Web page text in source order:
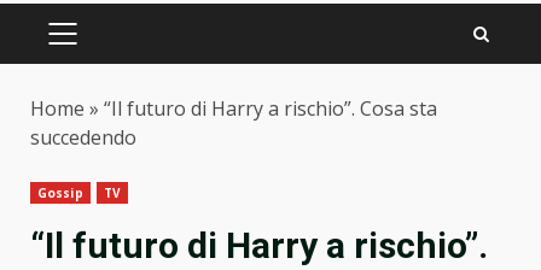
PRIMARY
Home » “Il futuro di Harry a rischio”. Cosa sta
succedendo
Gossip TV
“Il futuro di Harry a rischio”.